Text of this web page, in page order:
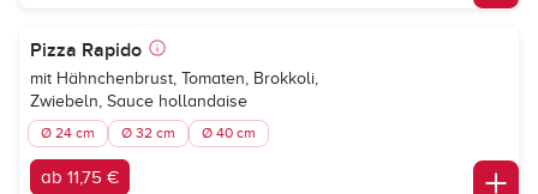
Pizza Rapido
mit Hähnchenbrust, Tomaten, Brokkoli,
Zwiebeln, Sauce hollandaise
Ø 24 cm Ø 32 cm Ø 40 cm
ab 11,75 €